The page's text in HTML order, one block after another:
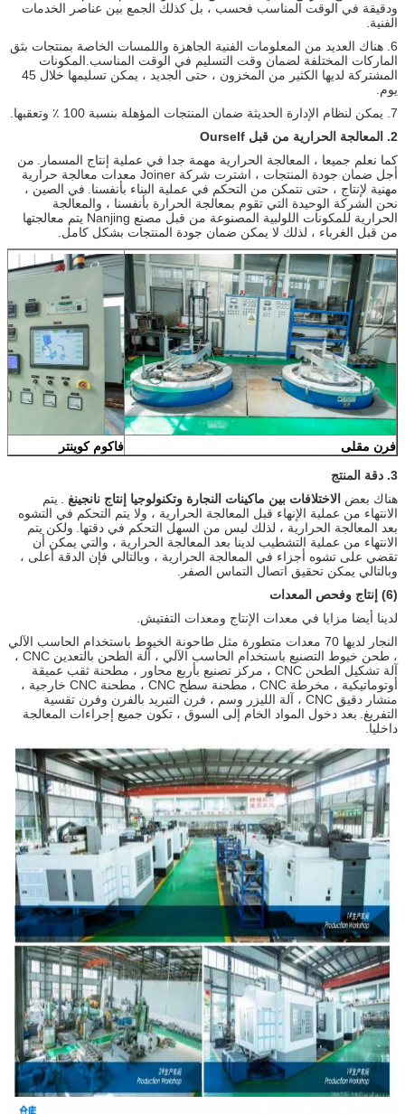
ودقيقة في الوقت المناسب فحسب ، بل كذلك الجمع بين عناصر الخدمات
الفنية.
6. هناك العديد من المعلومات الفنية الجاهزة واللمسات الخاصة بمنتجات بثق
الماركات المختلفة لضمان وقت التسليم في الوقت المناسب.المكونات
المشتركة لديها الكثير من المخزون ، حتى الجديد ، يمكن تسليمها خلال 45
يوم.
7. يمكن لنظام الإدارة الحديثة ضمان المنتجات المؤهلة بنسبة 100 ٪ وتعقبها.
2. المعالجة الحرارية من قبل Ourself
كما نعلم جميعا ، المعالجة الحرارية مهمة جدا في عملية إنتاج المسمار.
من
أجل ضمان جودة المنتجات ، اشترت شركة Joiner معدات معالجة حرارية
مهنية لإنتاج ، حتى نتمكن من التحكم في عملية البناء بأنفسنا. في الصين ،
نحن الشركة الوحيدة التي تقوم بمعالجة الحرارة بأنفسنا ، والمعالجة
الحرارية للمكونات اللولبية المصنوعة من قبل مصنع Nanjing يتم معالجتها
من قبل الغرباء ، لذلك لا يمكن ضمان جودة المنتجات بشكل كامل.
فرن مقلى
فاكوم كوينتر
3. دقة المنتج
هناك بعض الاختلافات بين ماكينات النجارة وتكنولوجيا إنتاج نانجينغ
يتم
الانتهاء من عملية الإنهاء قبل المعالجة الحرارية ، ولا يتم التحكم في التشوه
بعد المعالجة الحرارية ، لذلك ليس من السهل التحكم في دقتها. ولكن يتم
الانتهاء من عملية التشطيب لدينا بعد المعالجة الحرارية ، والتي يمكن أن
تقضي على تشوه أجزاء في المعالجة الحرارية ، وبالتالي فإن الدقة أعلى ،
وبالتالي يمكن تحقيق اتصال التماس الصفر.
(6) إنتاج وفحص المعدات
لدينا أيضا مزايا في معدات الإنتاج ومعدات التفتيش.
النجار لديها 70 معدات متطورة مثل طاحونة الخيوط باستخدام الحاسب الآلي
، طحن خيوط التصنيع باستخدام الحاسب الآلي ، آلة الطحن بالتعدين CNC ،
آلة تشكيل الطحن CNC ، مركز تصنيع بأربع محاور ، مطحنة ثقب عميقة
أوتوماتيكية ، مخرطة CNC ، مطحنة سطح CNC ، مطحنة CNC خارجية ،
منشار دقيق CNC ، آلة الليزر وسم ، فرن التبريد بالفرن وفرن تقسية
التفريغ. بعد دخول المواد الخام إلى السوق ، تكون جميع إجراءات المعالجة
داخليا.